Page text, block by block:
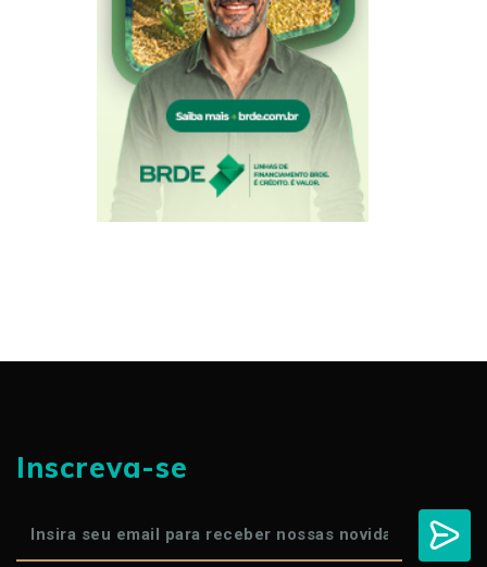
Inscreva-se